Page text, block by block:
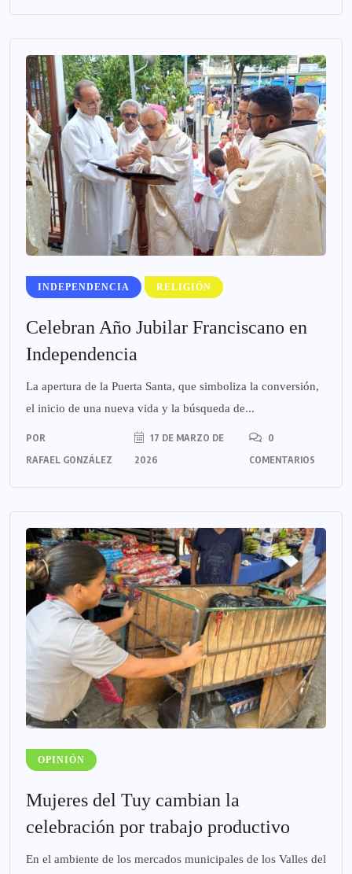
INDEPENDENCIA RELIGIÓN
Celebran Año Jubilar Franciscano en
Independencia
La apertura de la Puerta Santa, que simboliza la conversión,
el inicio de una nueva vida y la búsqueda de...
POR
RAFAEL GONZÁLEZ
17 DE MARZO DE
2026
0
COMENTARIOS
OPINIÓN
Mujeres del Tuy cambian la
celebración por trabajo productivo
En el ambiente de los mercados municipales de los Valles del